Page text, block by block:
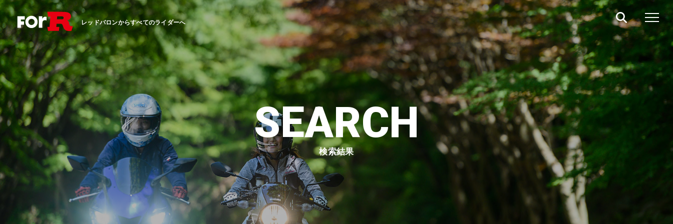
レッドバロンからすべてのライダーへ
SEARCH
検索結果